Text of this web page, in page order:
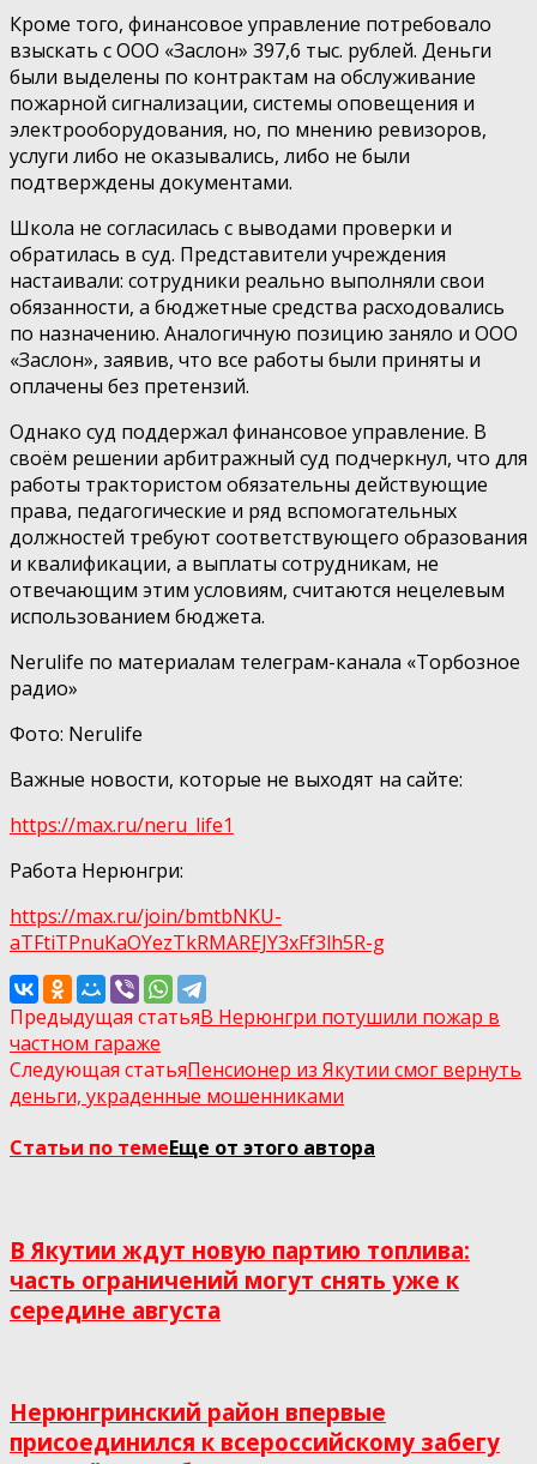
Кроме того, финансовое управление потребовало
взыскать с ООО «Заслон» 397,6 тыс. рублей. Деньги
были выделены по контрактам на обслуживание
пожарной сигнализации, системы оповещения и
электрооборудования, но, по мнению ревизоров,
услуги либо не оказывались, либо не были
подтверждены документами.
Школа не согласилась с выводами проверки и
обратилась в суд. Представители учреждения
настаивали: сотрудники реально выполняли свои
обязанности, а бюджетные средства расходовались
по назначению. Аналогичную позицию заняло и ООО
«Заслон», заявив, что все работы были приняты и
оплачены без претензий.
Однако суд поддержал финансовое управление. В
своём решении арбитражный суд подчеркнул, что для
работы трактористом обязательны действующие
права, педагогические и ряд вспомогательных
должностей требуют соответствующего образования
и квалификации, а выплаты сотрудникам, не
отвечающим этим условиям, считаются нецелевым
использованием бюджета.
Nerulife по материалам телеграм-канала «Торбозное
радио»
Фото: Nerulife
Важные новости, которые не выходят на сайте:
https://max.ru/neru_life1
Работа Нерюнгри:
https://max.ru/join/bmtbNKU-
aTFtiTPnuKaOYezTkRMAREJY3xFf3lh5R-g
Предыдущая статьяВ Нерюнгри потушили пожар в
частном гараже
Следующая статьяПенсионер из Якутии смог вернуть
деньги, украденные мошенниками
Статьи по темеЕще от этого автора
В Якутии ждут новую партию топлива:
часть ограничений могут снять уже к
середине августа
Нерюнгринский район впервые
присоединился к всероссийскому забегу